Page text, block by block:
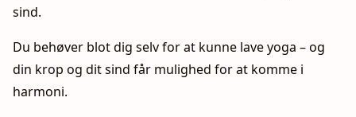
sind.
Du behøver blot dig selv for at kunne lave yoga – og
din krop og dit sind får mulighed for at komme i
harmoni.